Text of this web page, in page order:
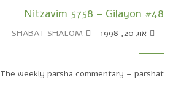
Nitzavim 5758 – Gilayon #48
אוג 20, 1998 SHABAT SHALOM
weekly parsha commentary – parshat